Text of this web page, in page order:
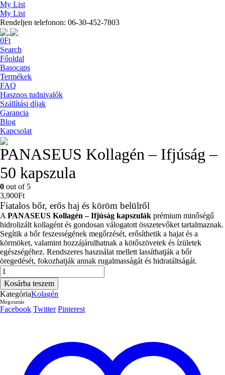
My List
My List
Rendeljen telefonon: 06-30-452-7803
0Ft
Search
Főoldal
Basocaps
Termékek
FAQ
Hasznos tudnivalók
Szállítási díjak
Garancia
Blog
Kapcsolat
PANASEUS Kollagén – Ifjúság –
50 kapszula
0 out of 5
3,900Ft
Fiatalos bőr, erős haj és köröm belülről
A PANASEUS Kollagén – Ifjúság kapszulák prémium minőségű
hidrolizált kollagént és gondosan válogatott összetevőket tartalmaznak.
Segítik a bőr feszességének megőrzését, erősíthetik a hajat és a
körmöket, valamint hozzájárulhatnak a kötőszövetek és ízületek
egészségéhez. Rendszeres használat mellett lassíthatják a bőr
öregedését, fokozhatják annak rugalmasságát és hidratáltságát.
PANASEUS
Kollagén
–
Ifjúság
–
50
Kosárba teszem
KategóriaKolagén
Megosztás
Facebook Twitter Pinterest